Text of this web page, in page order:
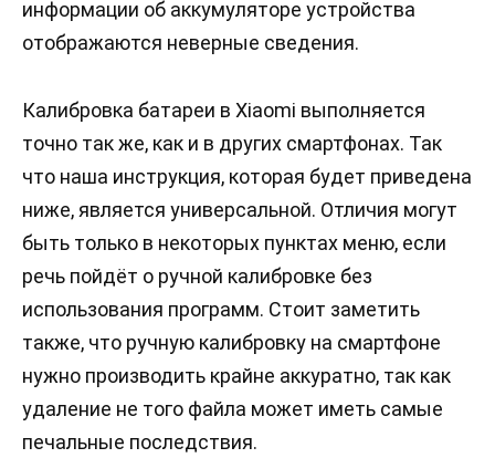
информации об аккумуляторе устройства
отображаются неверные сведения.
Калибровка батареи в Xiaomi выполняется
точно так же, как и в других смартфонах. Так
что наша инструкция, которая будет приведена
ниже, является универсальной. Отличия могут
быть только в некоторых пунктах меню, если
речь пойдёт о ручной калибровке без
использования программ. Стоит заметить
также, что ручную калибровку на смартфоне
нужно производить крайне аккуратно, так как
удаление не того файла может иметь самые
печальные последствия.